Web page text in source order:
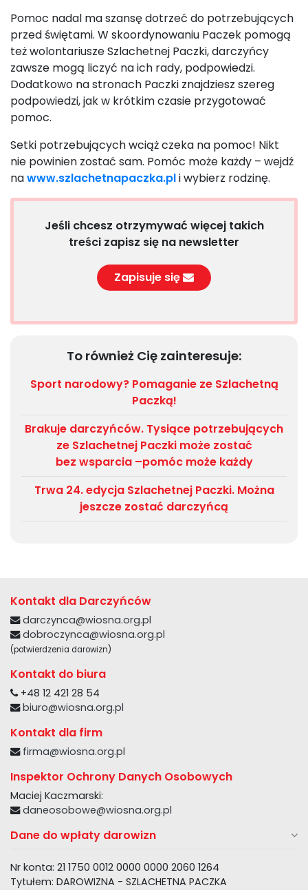
Pomoc nadal ma szansę dotrzeć do potrzebujących
przed świętami. W skoordynowaniu Paczek pomogą
też wolontariusze Szlachetnej Paczki, darczyńcy
zawsze mogą liczyć na ich rady, podpowiedzi.
Dodatkowo na stronach Paczki znajdziesz szereg
podpowiedzi, jak w krótkim czasie przygotować
pomoc.
Setki potrzebujących wciąż czeka na pomoc! Nikt
nie powinien zostać sam. Pomóc może każdy – wejdź
nawww.szlachetnapaczka.pli wybierz rodzinę.
Jeśli chcesz otrzymywać więcej takich
treści zapisz się na newsletter
Zapisuje się
To również Cię zainteresuje:
Sport narodowy? Pomaganie ze Szlachetną
Paczką!
Brakuje darczyńców. Tysiące potrzebujących
ze Szlachetnej Paczki może zostać
bez wsparcia –pomóc może każdy
Trwa 24. edycja Szlachetnej Paczki. Można
jeszcze zostać darczyńcą
Kontakt dla Darczyńców
darczynca@wiosna.org.pl
dobroczynca@wiosna.org.pl
(potwierdzenia darowizn)
Kontakt do biura
+48 12 421 28 54
biuro@wiosna.org.pl
Kontakt dla firm
firma@wiosna.org.pl
Inspektor Ochrony Danych Osobowych
Maciej Kaczmarski:
daneosobowe@wiosna.org.pl
Dane do wpłaty darowizn
Nr konta: 21 1750 0012 0000 0000 2060 1264
Tytułem: DAROWIZNA - SZLACHETNA PACZKA